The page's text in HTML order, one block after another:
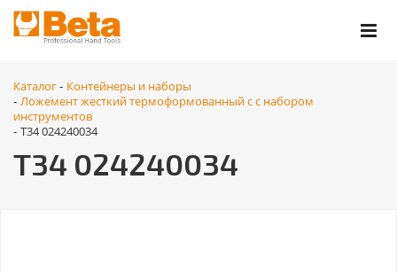
Каталог - Контейнеры и наборы
- Ложемент жесткий термоформованный с с набором
инструментов
- T34 024240034
T34 024240034